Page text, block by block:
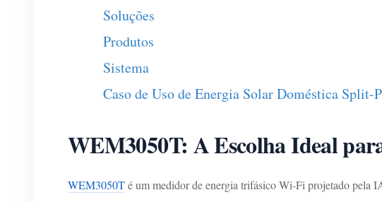
Soluções
Produtos
Sistema
Caso de Uso de Energia Solar Doméstica Split-
WEM3050T: A Escolha Ideal
WEM3050Té um medidor de energia trifásico Wi-Fi projetado pela